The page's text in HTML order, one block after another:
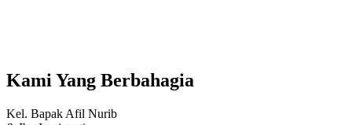
Kami Yang Berbahagia
Kel. Bapak Afil Nurib